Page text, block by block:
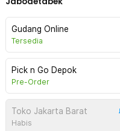
Gudang Online
Tersedia
Pick n Go Depok
Pre-Order
Toko Jakarta Barat
Habis